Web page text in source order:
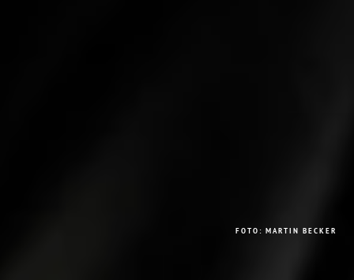
FOTO: MARTIN BECKER